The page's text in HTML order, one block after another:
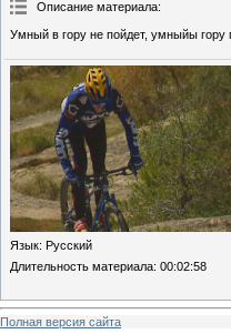
Описание материала:
Умный в гору не пойдет, умныйы гору
Язык: Русский
Длительность материала: 00:02:58
Полная версия сайта